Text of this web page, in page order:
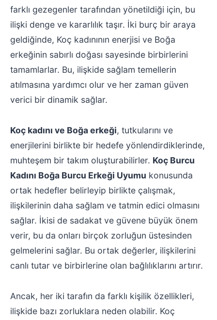
farklı gezegenler tarafından yönetildiği için, bu
ilişki denge ve kararlılık taşır. İki burç bir araya
geldiğinde, Koç kadınının enerjisi ve Boğa
erkeğinin sabırlı doğası sayesinde birbirlerini
tamamlarlar. Bu, ilişkide sağlam temellerin
atılmasına yardımcı olur ve her zaman güven
verici bir dinamik sağlar.
Koç kadını ve Boğa erkeği, tutkularını ve
enerjilerini birlikte bir hedefe yönlendirdiklerinde,
muhteşem bir takım oluşturabilirler. Koç Burcu
Kadını Boğa Burcu Erkeği Uyumu konusunda
ortak hedefler belirleyip birlikte çalışmak,
ilişkilerinin daha sağlam ve tatmin edici olmasını
sağlar. İkisi de sadakat ve güvene büyük önem
verir, bu da onları birçok zorluğun üstesinden
gelmelerini sağlar. Bu ortak değerler, ilişkilerini
canlı tutar ve birbirlerine olan bağlılıklarını artırır.
Ancak, her iki tarafın da farklı kişilik özellikleri,
ilişkide bazı zorluklara neden olabilir. Koç